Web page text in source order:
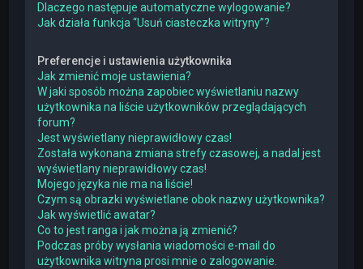
Dlaczego następuje automatyczne wylogowanie?
Jak działa funkcja “Usuń ciasteczka witryny”?
Preferencje i ustawienia użytkownika
Jak zmienić moje ustawienia?
W jaki sposób można zapobiec wyświetlaniu nazwy
użytkownika na liście użytkowników przeglądających
forum?
Jest wyświetlany nieprawidłowy czas!
Została wykonana zmiana strefy czasowej, a nadal jest
wyświetlany nieprawidłowy czas!
Mojego języka nie ma na liście!
Czym są obrazki wyświetlane obok nazwy użytkownika?
Jak wyświetlić awatar?
Co to jest ranga i jak można ją zmienić?
Podczas próby wysłania wiadomości e-mail do
użytkownika witryna prosi mnie o zalogowanie.